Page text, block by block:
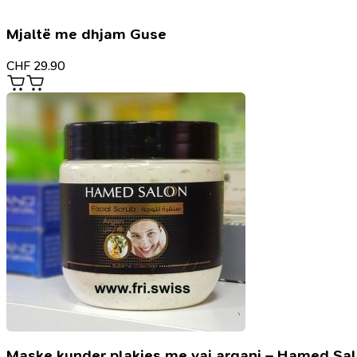
Mjaltë me dhjam Guse
CHF 29.90